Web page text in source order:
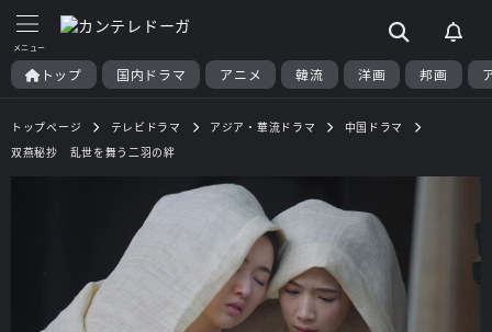
トップ 国内ドラマ アニメ 韓流 洋画 邦画
トップページ テレビドラマ アジア・華流ドラマ
中国ドラマ
双燕秘抄 乱世を舞う二羽の絆